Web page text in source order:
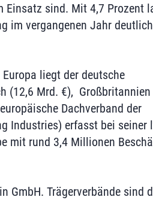
Einsatz sind. Mit 4,7 Prozent
im vergangenen Jahr
liegt der deutsche
(12,6 Mrd. €), Großbritannien
Dachverband der
Industries) erfasst bei seiner
mit rund 3,4 Millionen
GmbH. Trägerverbände sind